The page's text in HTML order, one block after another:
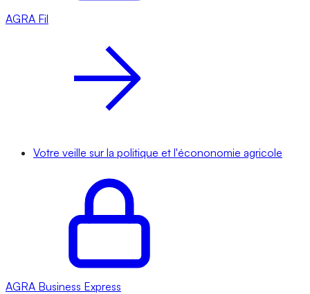
AGRA Fil
Votre veille sur la politique et l'écononomie agricole
AGRA Business Express